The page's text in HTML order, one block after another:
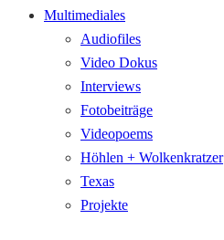
Multimediales
Audiofiles
Video Dokus
Interviews
Fotobeiträge
Videopoems
Höhlen + Wolkenkratzer
Texas
Projekte